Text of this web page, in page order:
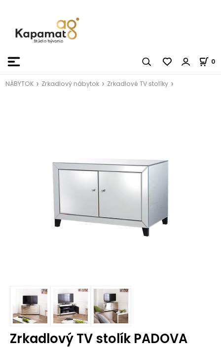
0
NÁBYTOK Zrkadlový nábytok Zrkadlové TV stolíky
Zrkadlový TV stolík PADOVA